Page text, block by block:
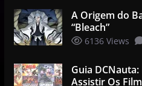
A Origem do
“Bleach”
6136 Views
Guia
Assistir Os